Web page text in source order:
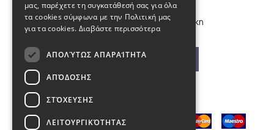
Εθνικής Αμύνης 44, 54621, Θεσσαλονίκη
Βρείτε μας στο χάρτη
μας, παρέχετε τη συγκατάθεσή σας για όλα
τα cookies σύμφωνα με την Πολιτική μας
για τα cookies. Διαβάστε περισσότερα
ΑΠΟΛΎΤΩΣ ΑΠΑΡΑΊΤΗΤΑ
ΑΠΌΔΟΣΗΣ
ΣΤΌΧΕΥΣΗΣ
ΛΕΙΤΟΥΡΓΙΚΌΤΗΤΑΣ